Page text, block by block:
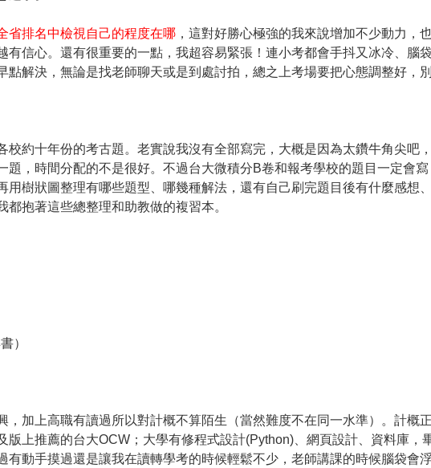
省排名中檢視自己的程度在哪 ，這對好勝心極強的我來說增加不少動力，
有信心。還有很重要的一點，我超容易緊張！連小考都會手抖又冰冷、腦袋
點解決，無論是找老師聊天或是到處討拍，總之上考場要把心態調整好，別
約十年份的考古題。老實說我沒有全部寫完，大概是因為太鑽牛角尖吧，
題，時間分配的不是很好。不過台大微積分B卷和報考學校的題目一定會寫
樹狀圖整理有哪些題型、哪幾種解法，還有自己刷完題目後有什麼感想、
抱著這些總整理和助教做的複習本。
）
，加上高職有讀過所以對計概不算陌生（當然難度不在同一水準）。計概正
版上推薦的台大OCW；大學有修程式設計(Python)、網頁設計、資料庫，
有動手摸過還是讓我在讀轉學考的時候輕鬆不少，老師講課的時候腦袋會